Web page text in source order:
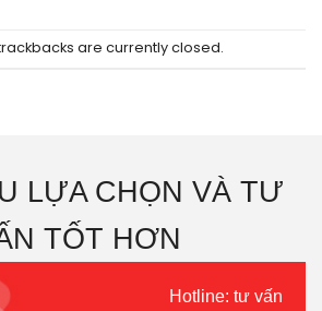
are currently closed.
LỰA CHỌN VÀ TƯ
TỐT HƠN
Hotline: tư vấn